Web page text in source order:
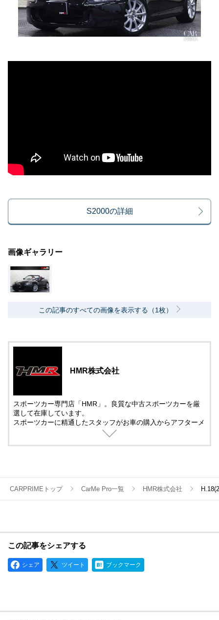
S2000の詳細
画像ギャラリー
この記事のすべての画像を表示する（1枚）
HMR株式会社
スポーツカー専門店「HMR」。良質な中古スポーツカーを厳
選して在庫しています。
スポーツカーに精通したスタッフがお車の購入からアフターメ
ンテナンス＆チューニングまでサポート。
CARPRIMEトップ CarMe Pro一覧 HMR株式会社
この記事をシェアする
シェア ツイート ブックマーク